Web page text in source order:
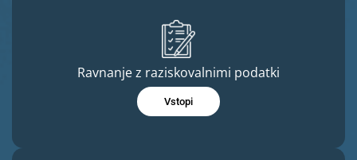
Ravnanje z raziskovalnimi podatki
Vstopi